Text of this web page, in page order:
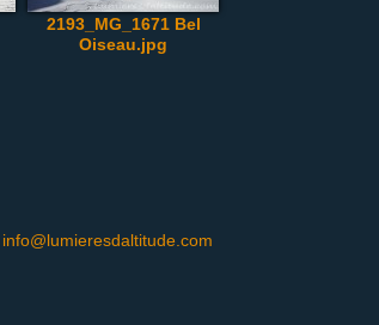
2193_MG_1671 Bel
Oiseau.jpg
info@lumieresdaltitude.com